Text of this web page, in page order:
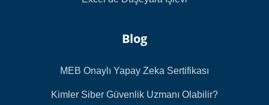
Blog
MEB Onaylı Yapay Zeka Sertifikası
Kimler Siber Güvenlik Uzmanı Olabilir?